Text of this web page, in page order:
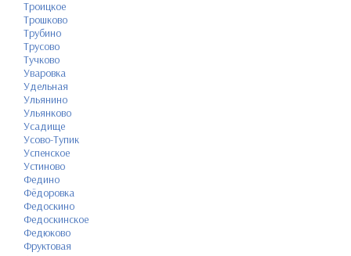
Троицкое
Трошково
Трубино
Трусово
Тучково
Уваровка
Удельная
Ульянино
Ульянково
Усадище
Усово-Тупик
Успенское
Устиново
Федино
Фёдоровка
Федоскино
Федоскинское
Федюково
Фруктовая